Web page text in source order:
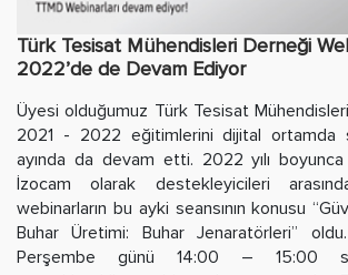
Türk Tesisat Mühendisleri Derneği
2022’de de Devam Ediyor
Üyesi olduğumuz Türk Tesisat
2021 - 2022 eğitimlerini dijital ortamda
ayında da devam etti. 2022 yılı
İzocam olarak destekleyicileri
webinarların bu ayki seansının konusu
Buhar Üretimi: Buhar Jenaratörleri”
Perşembe günü 14:00 – 15:00